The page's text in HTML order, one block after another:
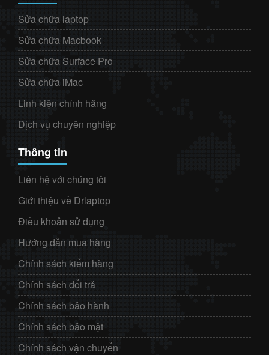
Sửa chữa laptop
Sửa chữa Macbook
Sửa chữa Surface Pro
Sửa chữa iMac
Linh kiện chính hãng
Dịch vụ chuyên nghiệp
Thông tin
Liên hệ với chúng tôi
Giới thiệu về Drlaptop
Điều khoản sử dụng
Hướng dẫn mua hàng
Chính sách kiểm hàng
Chính sách đổi trả
Chính sách bảo hành
Chính sách bảo mật
Chính sách vận chuyển